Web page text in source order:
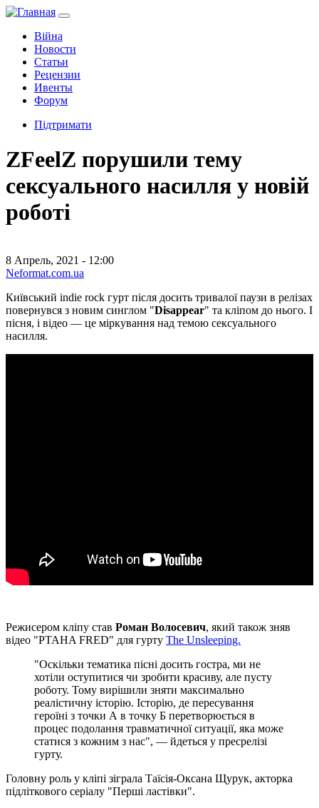
Війна
Новости
Статьи
Рецензии
Ивенты
Форум
Підтримати
ZFeelZ порушили тему
сексуального насилля у новій
роботі
8 Апрель, 2021 - 12:00
Neformat.com.ua
Київський indie rock гурт після досить тривалої паузи в релізах
повернувся з новим синглом "Disappear" та кліпом до нього. І
пісня, і відео — це міркування над темою сексуального
насилля.
Режисером кліпу став Роман Волосевич, який також зняв
відео "PTAHA FRED" для гурту The Unsleeping.
"Оскільки тематика пісні досить гостра, ми не
хотіли оступитися чи зробити красиву, але пусту
роботу. Тому вирішили зняти максимально
реалістичну історію. Історію, де пересування
героїні з точки А в точку Б перетворюється в
процес подолання травматичної ситуації, яка може
статися з кожним з нас", — йдеться у пресрелізі
гурту.
Головну роль у кліпі зіграла Таїсія-Оксана Щурук, акторка
підліткового серіалу "Перші ластівки".